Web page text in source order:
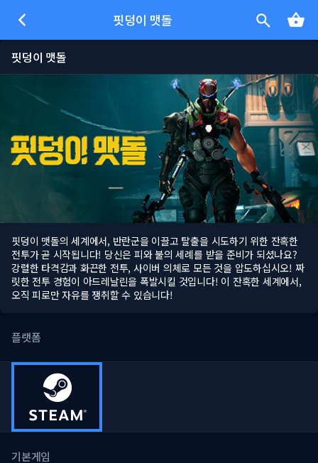
핏덩이 맷돌
핏덩이 맷돌
핏덩이 맷돌의 세계에서, 반란군을 이끌고 탈출을 시도하기 위한 잔혹한
전투가 곧 시작됩니다! 당신은 피와 불의 세례를 받을 준비가 되셨나요?
강렬한 타격감과 화끈한 전투, 사이버 의체로 모든 것을 압도하십시오! 짜
릿한 전투 경험이 아드레날린을 폭발시킬 것입니다! 이 잔혹한 세계에서,
오직 피로만 자유를 쟁취할 수 있습니다!
플랫폼
기본게임